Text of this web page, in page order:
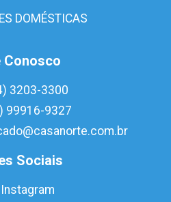
DOMÉSTICAS
Conosco
3203-3300
99916-9327
Sociais
Instagram